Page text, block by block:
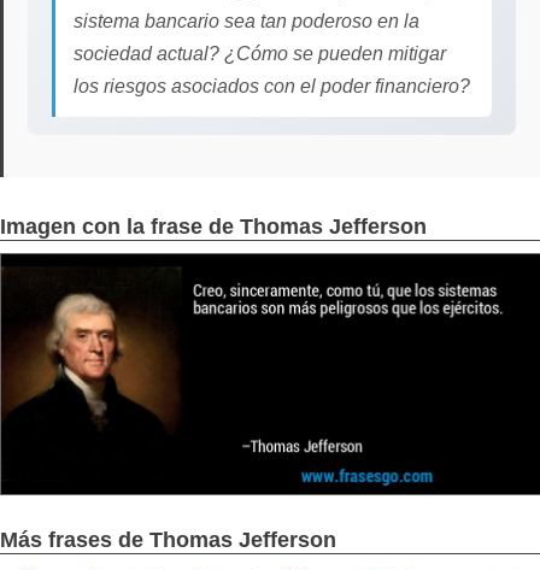
sistema bancario sea tan poderoso en la
sociedad actual? ¿Cómo se pueden mitigar
los riesgos asociados con el poder financiero?
Imagen con la frase de Thomas Jefferson
Más frases de Thomas Jefferson